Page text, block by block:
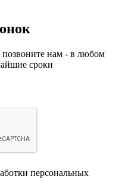
позвоните нам - в любом
сроки
персональных